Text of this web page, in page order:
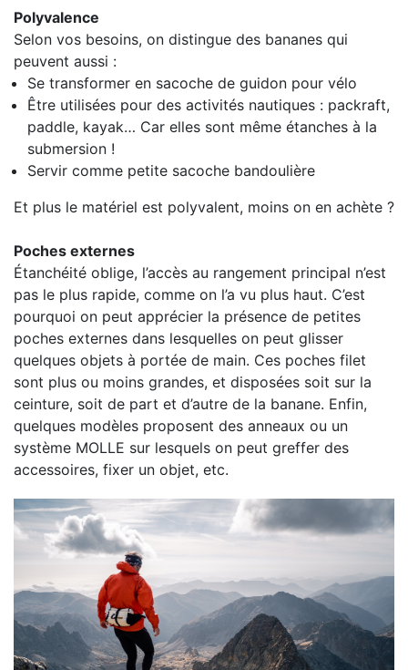
Polyvalence
Selon vos besoins, on distingue des bananes qui
peuvent aussi :
Se transformer en sacoche de guidon pour vélo
Être utilisées pour des activités nautiques : packraft,
paddle, kayak… Car elles sont même étanches à la
submersion !
Servir comme petite sacoche bandoulière
Et plus le matériel est polyvalent, moins on en achète ?
Poches externes
Étanchéité oblige, l’accès au rangement principal n’est
pas le plus rapide, comme on l’a vu plus haut. C’est
pourquoi on peut apprécier la présence de petites
poches externes dans lesquelles on peut glisser
quelques objets à portée de main. Ces poches filet
sont plus ou moins grandes, et disposées soit sur la
ceinture, soit de part et d’autre de la banane. Enfin,
quelques modèles proposent des anneaux ou un
système MOLLE sur lesquels on peut greffer des
accessoires, fixer un objet, etc.